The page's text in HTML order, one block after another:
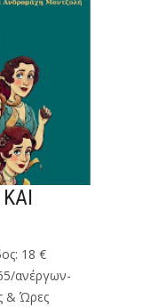
18 €
ανέργων-
& Ώρες